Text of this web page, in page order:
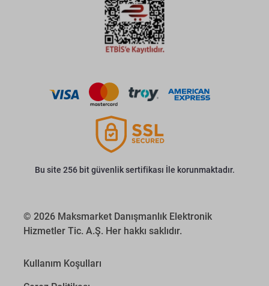
Bu site 256 bit güvenlik sertifikası İle korunmaktadır.
© 2026 Maksmarket Danışmanlık Elektronik
Hizmetler Tic. A.Ş. Her hakkı saklıdır.
Kullanım Koşulları